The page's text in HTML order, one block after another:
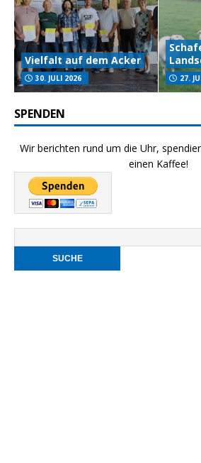
Vielfalt auf dem Acker
30. JULI 2026 27.
SPENDEN
Wir berichten rund um die Uhr,
einen Kaffee!